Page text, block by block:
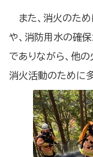
また、消火のた
や、消防用水の確
でありながら、他
消火活動のために